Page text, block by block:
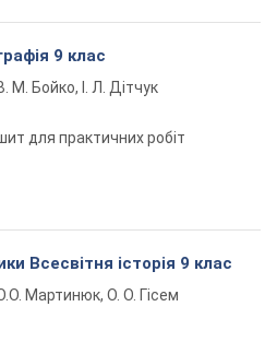
9 клас
М. Бойко, І. Л. Дітчук
для практичних робіт
Всесвітня історія 9 клас
Мартинюк, О. О. Гісем